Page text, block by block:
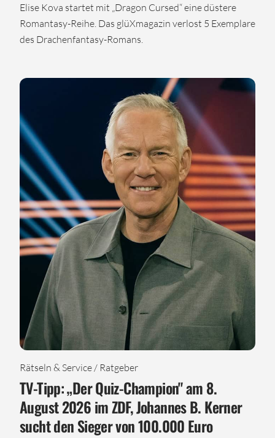
Elise Kova startet mit „Dragon Cursed“ eine düstere
Romantasy-Reihe. Das glüXmagazin verlost 5 Exemplare
des Drachenfantasy-Romans.
Rätseln & Service / Ratgeber
TV-Tipp: „Der Quiz-Champion" am 8.
August 2026 im ZDF, Johannes B. Kerner
sucht den Sieger von 100.000 Euro